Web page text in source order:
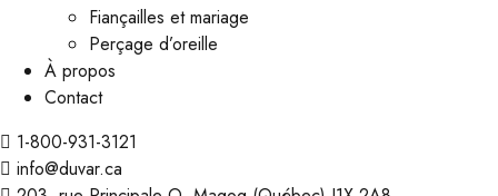
Fiançailles et mariage
Perçage d’oreille
À propos
Contact
1-800-931-3121
info@duvar.ca